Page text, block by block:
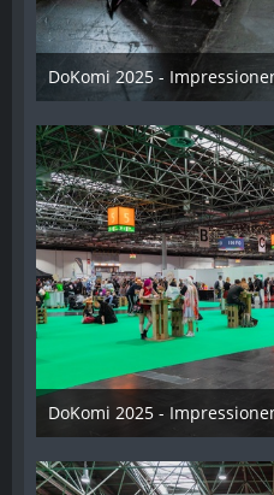
DoKomi 2025 -
16. Juli 2025
DoKomi 2025 -
16. Juli 2025